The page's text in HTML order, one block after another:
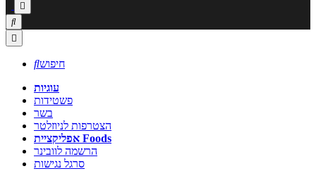



חיפוש
עוגיות
פשטידות
בשר
הצטרפות לניוזלטר
אפליקציית Foods
הרשמה לוובינר
סרגל נגישות